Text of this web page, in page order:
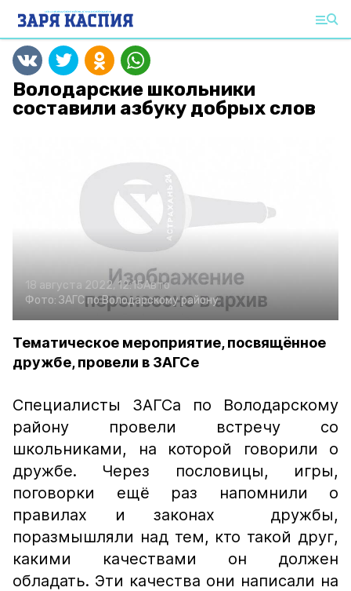
Володарские школьники
составили азбуку добрых слов
18 августа 2022, 12:15Авто
Фото: ЗАГС по Володарскому району
Тематическое мероприятие, посвящённое
дружбе, провели в ЗАГСе
Специалисты ЗАГСа по Володарскому
району провели встречу со
школьниками, на которой говорили о
дружбе. Через пословицы, игры,
поговорки ещё раз напомнили о
правилах и законах дружбы,
поразмышляли над тем, кто такой друг,
какими качествами он должен
обладать. Эти качества они написали на